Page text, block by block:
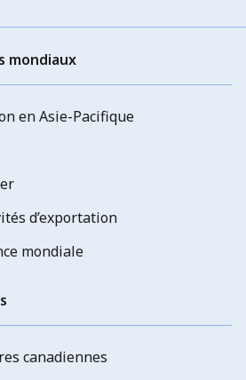
mondiaux
en Asie-Pacifique
d’exportation
mondiale
canadiennes